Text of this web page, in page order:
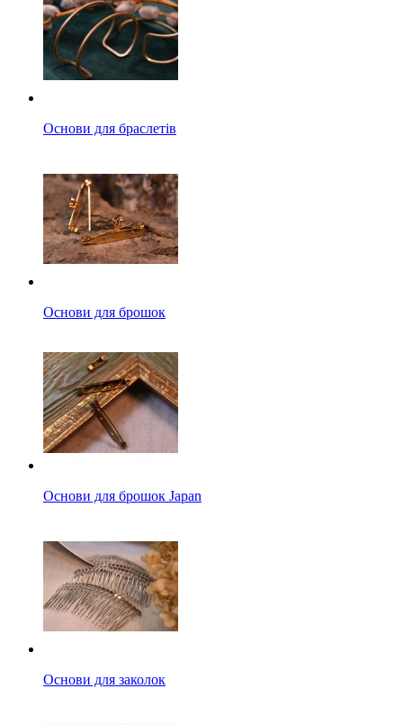
Основи для браслетів
Основи для брошок
Основи для брошок Japan
Основи для заколок